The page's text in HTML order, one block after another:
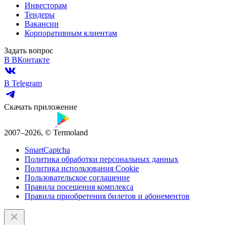
Инвесторам
Тендеры
Вакансии
Корпоративным клиентам
Задать вопрос
В ВКонтакте
В Telegram
Скачать приложение
2007–2026, © Termoland
SmartCaptcha
Политика обработки персональных данных
Политика использования Cookie
Пользовательское соглашение
Правила посещения комплекса
Правила приобретения билетов и абонементов